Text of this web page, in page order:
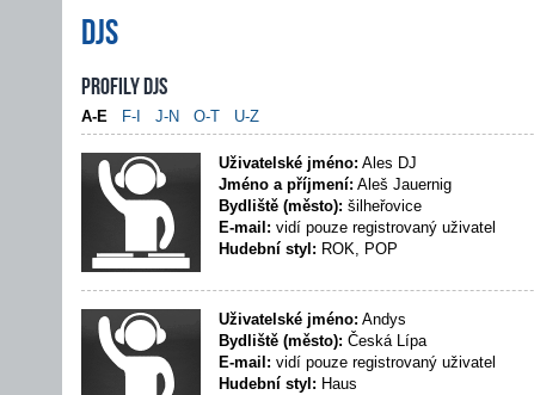
DJs
Profily DJs
A-E F-I J-N O-T U-Z
Uživatelské jméno: Ales DJ
Jméno a příjmení: Aleš Jauernig
Bydliště (město): šilheřovice
E-mail: vidí pouze registrovaný uživatel
Hudební styl: ROK, POP
Uživatelské jméno: Andys
Bydliště (město): Česká Lípa
E-mail: vidí pouze registrovaný uživatel
Hudební styl: Haus